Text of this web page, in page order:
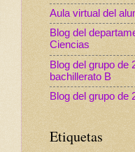
Aula virtual del
Blog del
Ciencias
Blog del grupo de
bachillerato B
Blog del grupo de
Etiquetas